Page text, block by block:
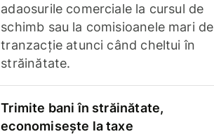
adaosurile comerciale la cursul de
schimb sau la comisioanele mari de
tranzacție atunci când cheltui în
străinătate.
Trimite bani în străinătate,
economisește la taxe